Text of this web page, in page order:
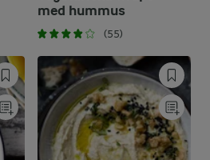
med hummus
(55)